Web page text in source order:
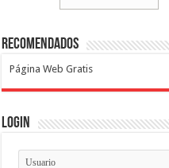
Recomendados
Página Web Gratis
Login